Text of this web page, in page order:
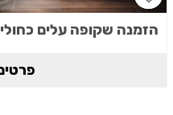
הזמנה שקופה עלים